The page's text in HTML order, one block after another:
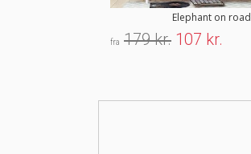
Elephant on road
fra 179 kr. 107 kr.